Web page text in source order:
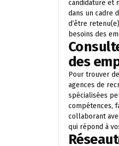
candidature et
dans un cadre
d’être
besoins des
des
Pour trouver
agences de
spécialisées
compétences,
collaborant
qui répond à